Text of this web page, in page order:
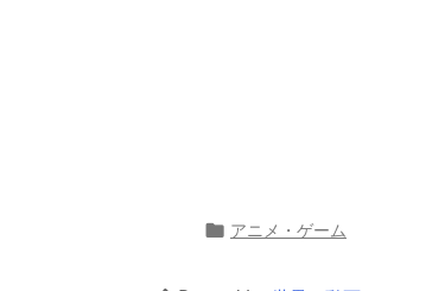
 アニメ・ゲーム